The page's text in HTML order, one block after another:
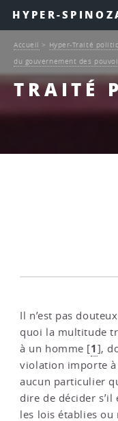
HYPER-
TRAITÉ
Accueil > Hyper-Traité
du gouvernement des
Il n’est pas
quoi la multitude
à un homme [1],
violation importe à
aucun particulier
dire de décider
les lois établies ou